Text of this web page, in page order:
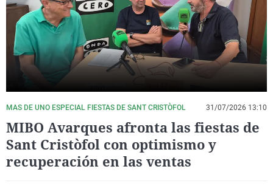
La rosa de los vientos
Gente viajera
Como el perro y el
Caso
Retornados
Equipo de
Operación Viuda
Extremadura
Galicia
La Rioja
Navarra
País Vasco
Virales
Televisión
Elecciones
MAS DE UNO ESPECIAL FIESTAS DE SANT CRISTÒFOL 31/07/2026 13:10
MIBO Avarques afronta las fiestas de
Sant Cristòfol con optimismo y
recuperación en las ventas